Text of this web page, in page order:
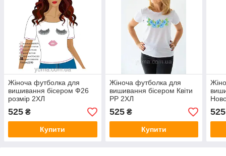
Жіноча футболка для
вишивання бісером Ф26
розмір 2ХЛ
525 ₴
Купити
Жіноча футболка для
вишивання бісером Квіти
РР 2ХЛ
525₴
Купити
525